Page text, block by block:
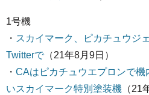
1号機
・ スカイマーク、ピカチュウジ
Twitterで（21年8月9日）
・ CAはピカチュウエプロンで
いスカイマーク特別塗装機 （21